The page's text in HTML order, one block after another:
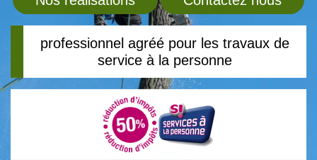
professionnel agréé pour les travaux de
service à la personne